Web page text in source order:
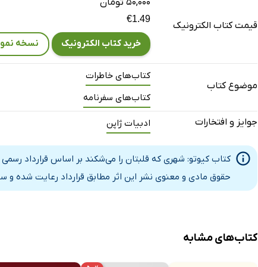
قیمت کتاب الکترونیک
€1.49
خرید کتاب الکترونیک نسخه
موضوع کتاب
کتاب‌های خاطرات
کتاب‌های سفرنامه
جوایز و افتخارات ادبیات ژاپن
کتاب کیوتو: شهری که قلبتان را می‌شکند بر اساس قرارداد
حقوق مادی و معنوی نشر این اثر مطابق قرارداد رعایت شده
کتاب‌های مشابه